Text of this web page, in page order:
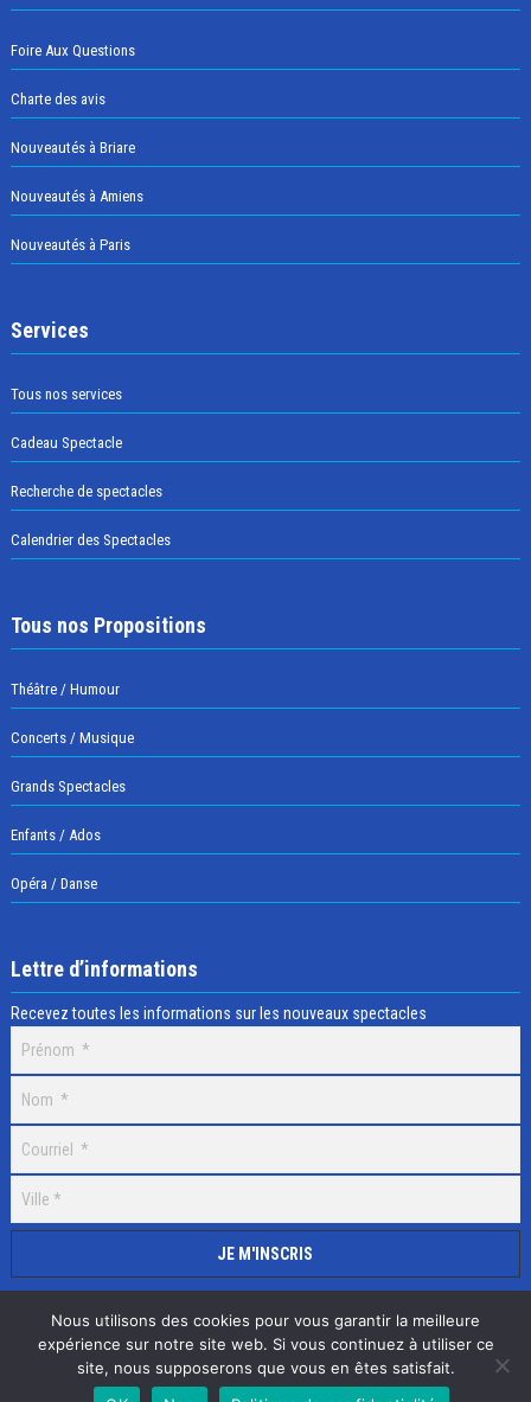
Foire Aux Questions
Charte des avis
Nouveautés à Briare
Nouveautés à Amiens
Nouveautés à Paris
Services
Tous nos services
Cadeau Spectacle
Recherche de spectacles
Calendrier des Spectacles
Tous nos Propositions
Théâtre / Humour
Concerts / Musique
Grands Spectacles
Enfants / Ados
Opéra / Danse
Lettre d’informations
Recevez toutes les informations sur les nouveaux spectacles
Selectick © 2020 Tous droits réservés, RéalisationAdamaco
Nous utilisons des cookies pour vous garantir la meilleure
expérience sur notre site web. Si vous continuez à utiliser ce
site, nous supposerons que vous en êtes satisfait.